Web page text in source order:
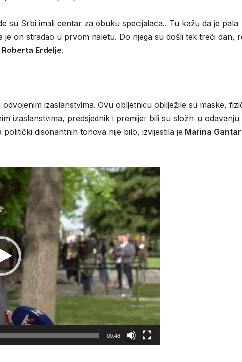
su Srbi imali centar za obuku specijalaca.. Tu kažu da je pala
je on stradao u prvom naletu. Do njega su došli tek treći dan,
Roberta Erdelje.
izaslanstvima. Ovu obljetnicu obilježile su maske,
izaslanstvima, predsjednik i premijer bili su složni u odavanju
disonantnih tonova nije bilo, izvijestila je Marina
00:48